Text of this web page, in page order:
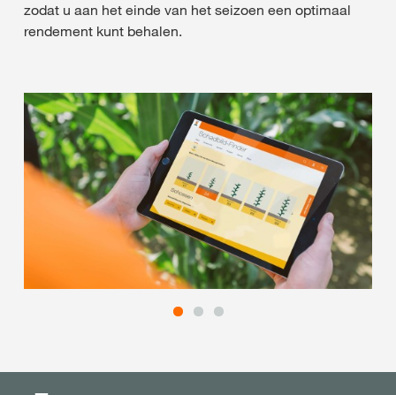
zodat u aan het einde van het seizoen een optimaal
rendement kunt behalen.